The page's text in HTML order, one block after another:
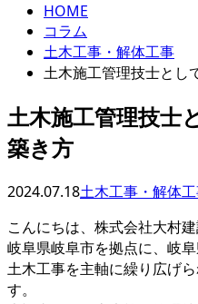
HOME
コラム
土木工事・解体工事
土木施工管理技士とし
土木施工管理技士
築き方
2024.07.18土木工事・解体
こんにちは、株式会社大村建
岐阜県岐阜市を拠点に、岐
土木工事を主軸に繰り広げ
す。